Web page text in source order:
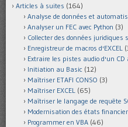
Articles à suites (164)
Analyse de données et
Analyser un FEC avec Python (3)
Collecter des données juridiques
Enregistreur de macros d'EXCEL
Extraire les pistes audio d'un CD
Initiation au Basic (12)
Maîtriser ETAFI CONSO (3)
Maîtriser EXCEL (65)
Maîtriser le langage de requête
Modernisation des états
Programmer en VBA (46)